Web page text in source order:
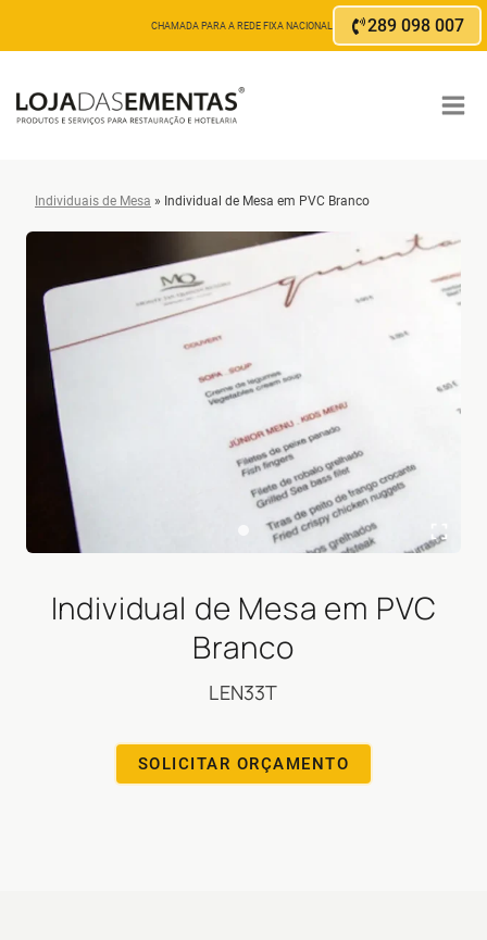
content
CHAMADA PARA A REDE FIXA NACIONAL 289 098 007
Individuais de Mesa » Individual de Mesa em PVC Branco
Individual de Mesa em PVC
Branco
LEN33T
SOLICITAR ORÇAMENTO